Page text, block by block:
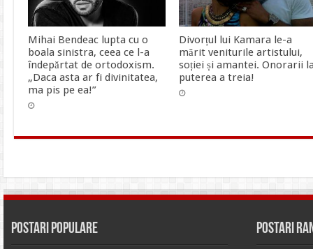
Mihai Bendeac lupta cu o
boala sinistra, ceea ce l-a
îndepărtat de ortodoxism.
„Daca asta ar fi divinitatea,
ma pis pe ea!”
Divorțul lui Kamara le-a
mărit veniturile artistului,
soției și amantei. Onorarii
puterea a treia!
Postari Populare Postari